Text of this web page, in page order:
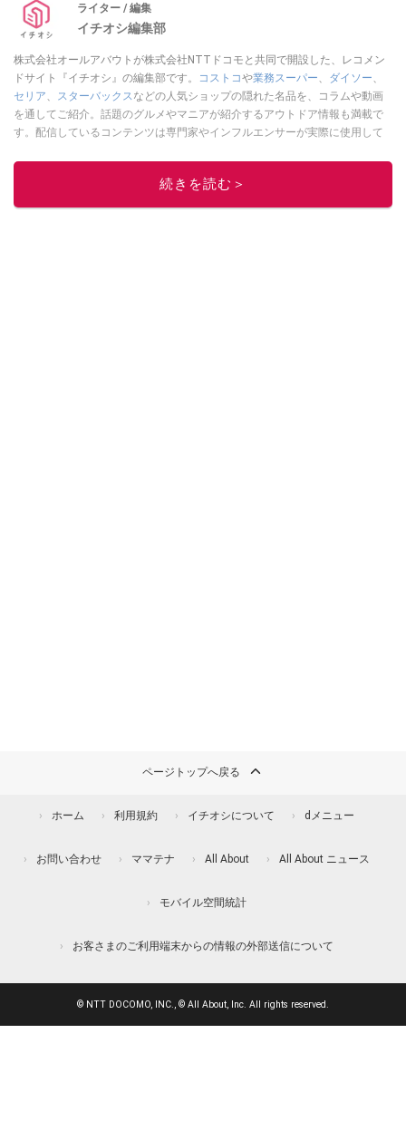
ライター / 編集
イチオシ編集部
株式会社オールアバウトが株式会社NTTドコモと共同で開設した、レコメン
ドサイト『イチオシ』の編集部です。
コストコや業務スーパー、 ダイソー、
セリア、 スターバックスなどの人気ショップの隠れた名品を、コラムや動画
を通してご紹介。話題のグルメやマニアが紹介するアウトドア情報も満載で
す。配信しているコンテンツは専門家やインフルエンサーが実際に使用して
ニュースでフォロー
続きを読む＞
ページトップへ戻る
ホーム 利用規約 イチオシについて dメニュー
お問い合わせ ママテナ All About All About ニュース
モバイル空間統計
お客さまのご利用端末からの情報の外部送信について
© NTT DOCOMO, INC., © All About, Inc. All rights reserved.